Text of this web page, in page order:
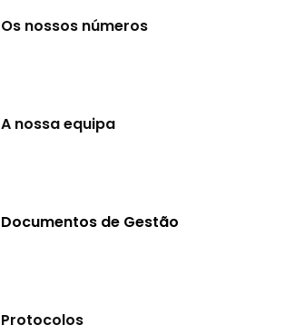
Os nossos números
A nossa equipa
Documentos de Gestão
Protocolos